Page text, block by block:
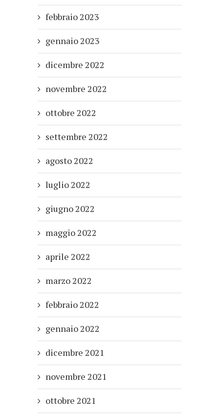
febbraio 2023
gennaio 2023
dicembre 2022
novembre 2022
ottobre 2022
settembre 2022
agosto 2022
luglio 2022
giugno 2022
maggio 2022
aprile 2022
marzo 2022
febbraio 2022
gennaio 2022
dicembre 2021
novembre 2021
ottobre 2021